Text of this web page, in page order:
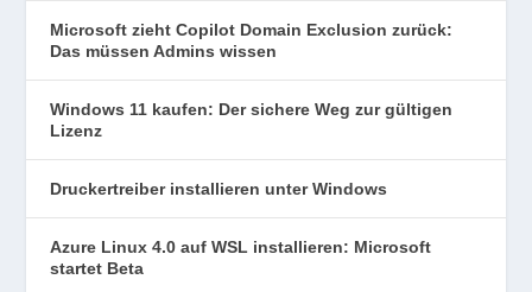
Microsoft zieht Copilot Domain Exclusion zurück:
Das müssen Admins wissen
Windows 11 kaufen: Der sichere Weg zur gültigen
Lizenz
Druckertreiber installieren unter Windows
Azure Linux 4.0 auf WSL installieren: Microsoft
startet Beta